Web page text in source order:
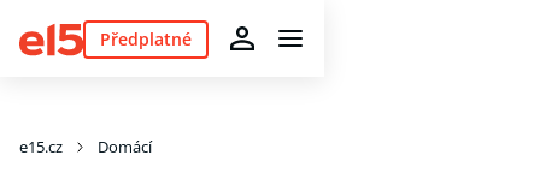
Předplatné
e15.cz Domácí